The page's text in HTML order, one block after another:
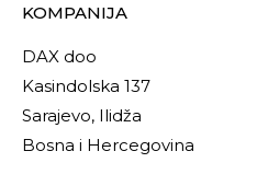
KOMPANIJA
DAX doo
Kasindolska 137
Sarajevo, Ilidža
Bosna i Hercegovina